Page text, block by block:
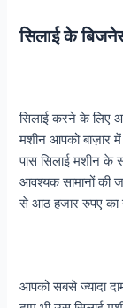
सिलाई के
सिलाई करने के लिए
मशीन आपको बाज़ार
पास सिलाई मशीन के
आवश्यक सामानों की
से आठ हजार रुपए का
आपको सबसे ज्यादा